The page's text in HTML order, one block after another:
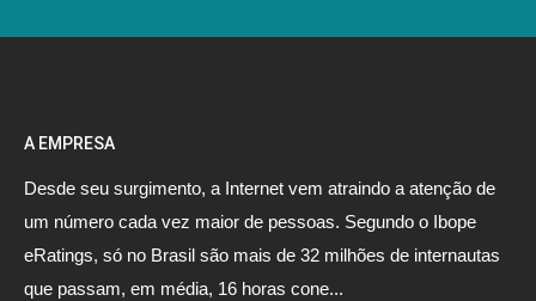
A EMPRESA
Desde seu surgimento, a Internet vem atraindo a atenção de
um número cada vez maior de pessoas. Segundo o Ibope
eRatings, só no Brasil são mais de 32 milhões de internautas
que passam, em média, 16 horas cone...